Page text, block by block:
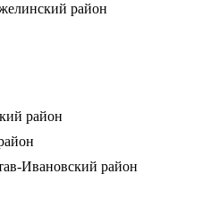
район
район
Ивановский район